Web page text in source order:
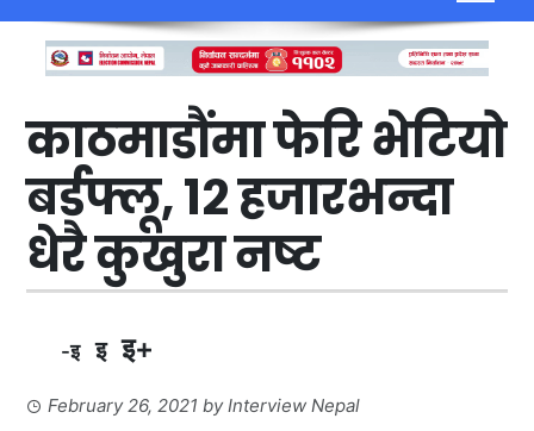
काठमाडौंमा फेरि भेटियो
बर्डफ्लू, १२ हजारभन्दा
धेरै कुखुरा नष्ट
-इ इ इ+
February 26, 2021 byInterview Nepal